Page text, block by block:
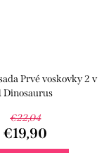
Prvé voskovky 2 v
Dinosaurus
€22,04
€19,90